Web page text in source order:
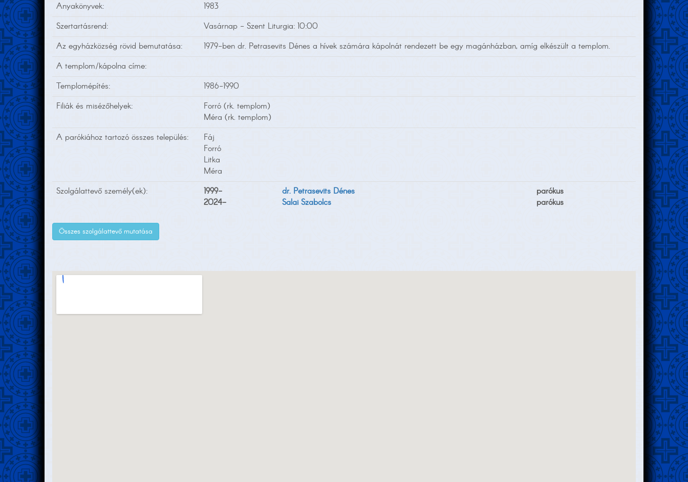
Anyakönyvek:
1983
Szertartásrend:
Vasárnap - Szent Liturgia: 10:00
Az egyházközség rövid bemutatása:
1979-ben dr. Petrasevits Dénes a hívek számára kápolnát rendezett be egy magánházban, amíg elkészült a templom.
A templom/kápolna címe:
Templomépítés:
1986-1990
Filiák és misézőhelyek:
Forró (rk. templom)
Méra (rk. templom)
A parókiához tartozó összes település:
Fáj
Forró
Litka
Méra
Szolgálattevő személy(ek):
1999- dr. Petrasevits Dénes
parókus
2024-
Salai Szabolcs parókus
Összes szolgálattevő mutatása